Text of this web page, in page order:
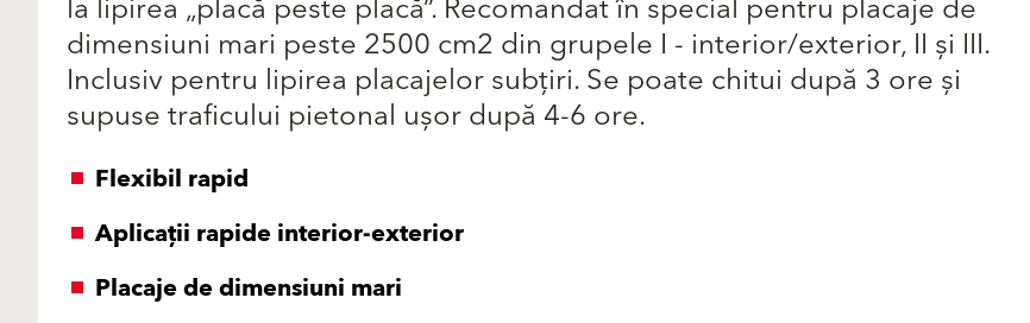
dimensiuni mari peste 2500 cm2 din grupele I - interior/exterior, II și III.
Inclusiv pentru lipirea placajelor subţiri. Se poate chitui după 3 ore și
supuse traficului pietonal ușor după 4-6 ore.
Flexibil rapid
Aplicaţii rapide interior-exterior
Placaje de dimensiuni mari